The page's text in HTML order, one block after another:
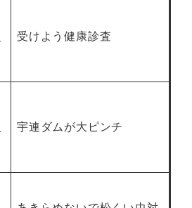
受けよう健康診査
宇連ダムが大ピンチ